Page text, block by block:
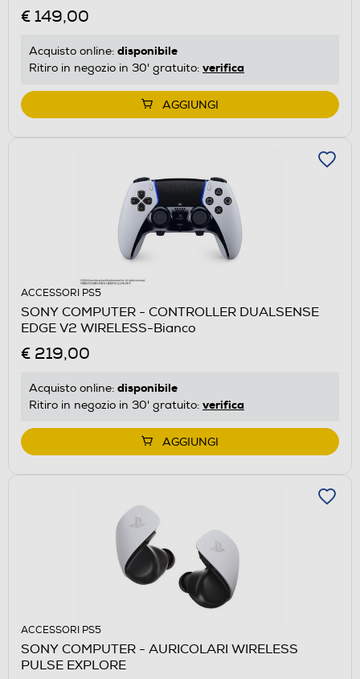
€ 149,00
Acquisto online: disponibile
Ritiro in negozio in 30' gratuito: verifica
AGGIUNGI
ACCESSORI PS5
SONY COMPUTER - CONTROLLER DUALSENSE
EDGE V2 WIRELESS-Bianco
€ 219,00
Acquisto online: disponibile
Ritiro in negozio in 30' gratuito: verifica
AGGIUNGI
ACCESSORI PS5
SONY COMPUTER - AURICOLARI WIRELESS
PULSE EXPLORE